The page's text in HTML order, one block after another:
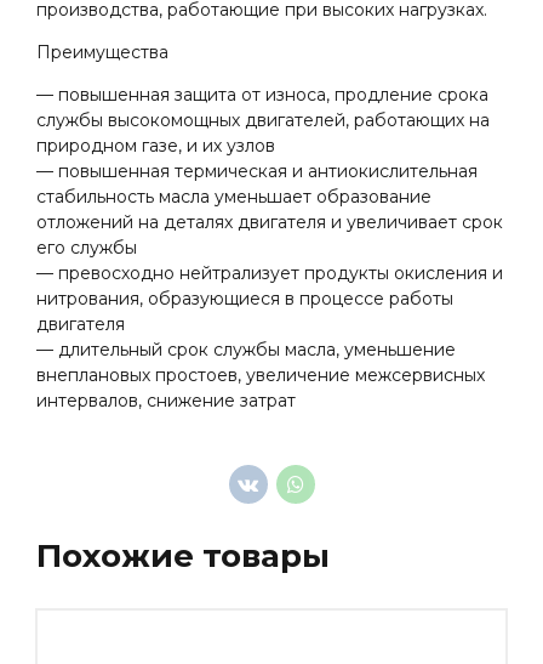
производства, работающие при высоких нагрузках.
Преимущества
— повышенная защита от износа, продление срока
службы высокомощных двигателей, работающих на
природном газе, и их узлов
— повышенная термическая и антиокислительная
стабильность масла уменьшает образование
отложений на деталях двигателя и увеличивает срок
его службы
— превосходно нейтрализует продукты окисления и
нитрования, образующиеся в процессе работы
двигателя
— длительный срок службы масла, уменьшение
внеплановых простоев, увеличение межсервисных
интервалов, снижение затрат
Похожие товары